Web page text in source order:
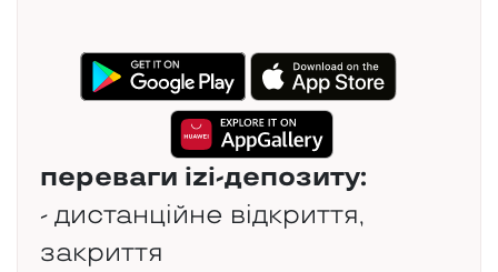
переваги izi-депозиту:
- дистанційне відкриття,
закриття